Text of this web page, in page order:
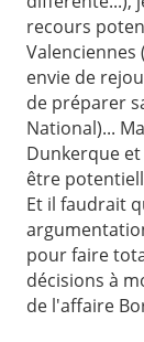
recours
Valenciennes
envie de
de préparer
National)...
Dunkerque
être
Et il faudrait
pour faire
décisions à
de l'affaire